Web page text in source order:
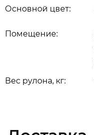
Вес рулона, кг:
Основной цвет:
Помещение: